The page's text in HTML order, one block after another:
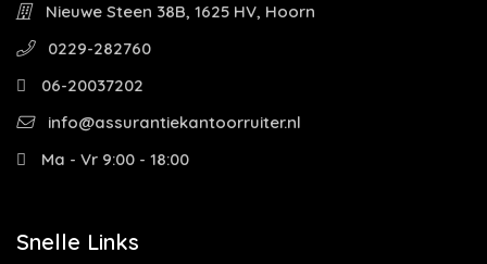
Nieuwe Steen 38B, 1625 HV, Hoorn
0229-282760
06-20037202
info@assurantiekantoorruiter.nl
Ma - Vr 9:00 - 18:00
Snelle Links